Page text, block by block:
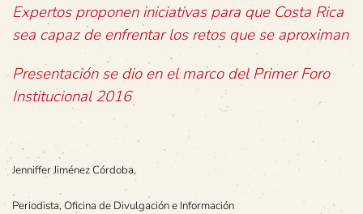
Expertos proponen iniciativas para que Costa Rica
sea capaz de enfrentar los retos que se aproximan
Presentación se dio en el marco del Primer Foro
Institucional 2016
Jenniffer Jiménez Córdoba,
Periodista, Oficina de Divulgación e Información